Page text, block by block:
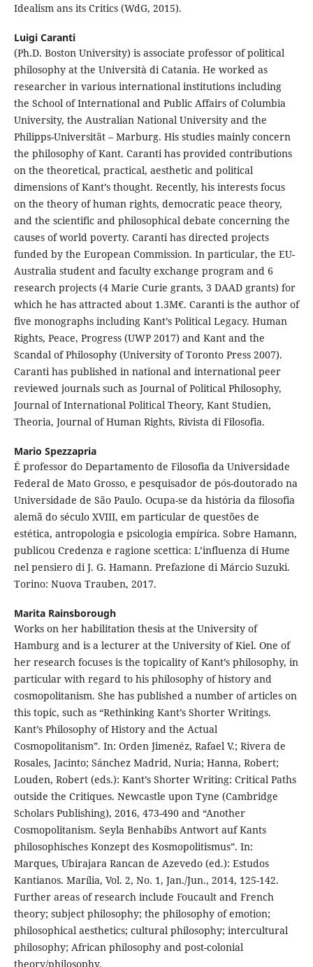
Idealism ans its Critics (WdG, 2015).
Luigi Caranti
(Ph.D. Boston University) is associate professor of political
philosophy at the Università di Catania. He worked as
researcher in various international institutions including
the School of International and Public Affairs of Columbia
University, the Australian National University and the
Philipps-Universität – Marburg. His studies mainly concern
the philosophy of Kant. Caranti has provided contributions
on the theoretical, practical, aesthetic and political
dimensions of Kant’s thought. Recently, his interests focus
on the theory of human rights, democratic peace theory,
and the scientific and philosophical debate concerning the
causes of world poverty. Caranti has directed projects
funded by the European Commission. In particular, the EU-
Australia student and faculty exchange program and 6
research projects (4 Marie Curie grants, 3 DAAD grants) for
which he has attracted about 1.3M€. Caranti is the author of
five monographs including Kant’s Political Legacy. Human
Rights, Peace, Progress (UWP 2017) and Kant and the
Scandal of Philosophy (University of Toronto Press 2007).
Caranti has published in national and international peer
reviewed journals such as Journal of Political Philosophy,
Journal of International Political Theory, Kant Studien,
Theoria, Journal of Human Rights, Rivista di Filosofia.
Mario Spezzapria
É professor do Departamento de Filosofia da Universidade
Federal de Mato Grosso, e pesquisador de pós-doutorado na
Universidade de São Paulo. Ocupa-se da história da filosofia
alemã do século XVIII, em particular de questões de
estética, antropologia e psicologia empírica. Sobre Hamann,
publicou Credenza e ragione scettica: L’influenza di Hume
nel pensiero di J. G. Hamann. Prefazione di Márcio Suzuki.
Torino: Nuova Trauben, 2017.
Marita Rainsborough
Works on her habilitation thesis at the University of
Hamburg and is a lecturer at the University of Kiel. One of
her research focuses is the topicality of Kant’s philosophy, in
particular with regard to his philosophy of history and
cosmopolitanism. She has published a number of articles on
this topic, such as “Rethinking Kant’s Shorter Writings.
Kant’s Philosophy of History and the Actual
Cosmopolitanism”. In: Orden Jimenéz, Rafael V.; Rivera de
Rosales, Jacinto; Sánchez Madrid, Nuria; Hanna, Robert;
Louden, Robert (eds.): Kant’s Shorter Writing: Critical Paths
outside the Critiques. Newcastle upon Tyne (Cambridge
Scholars Publishing), 2016, 473-490 and “Another
Cosmopolitanism. Seyla Benhabibs Antwort auf Kants
philosophisches Konzept des Kosmopolitismus”. In:
Marques, Ubirajara Rancan de Azevedo (ed.): Estudos
Kantianos. Marília, Vol. 2, No. 1, Jan./Jun., 2014, 125-142.
Further areas of research include Foucault and French
theory; subject philosophy; the philosophy of emotion;
philosophical aesthetics; cultural philosophy; intercultural
philosophy; African philosophy and post-colonial
theory/philosophy.